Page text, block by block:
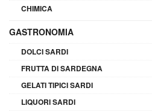
CHIMICA
GASTRONOMIA
DOLCI SARDI
FRUTTA DI SARDEGNA
GELATI TIPICI SARDI
LIQUORI SARDI